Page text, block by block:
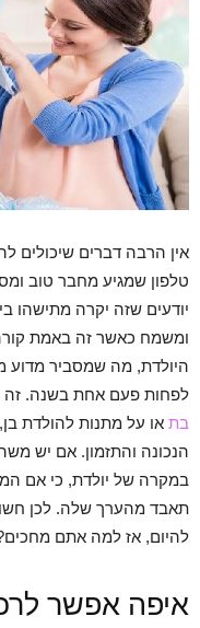
אין הרבה דברים שיכולים
טלפון שמגיע מחבר טוב
יודעים שזה יקרה מתישהו
ומשמח כאשר זה באמת
היולדת, מה שמסביר מדוע
לפחות פעם אחת בשנה.
בת או על מתנות להולדת
הנכונה והתזמון. אם יש
במקרה של יולדת, כי אם
תאבד מהערך שלה. לכן
להיום, אז למה אתם
איפה אפשר